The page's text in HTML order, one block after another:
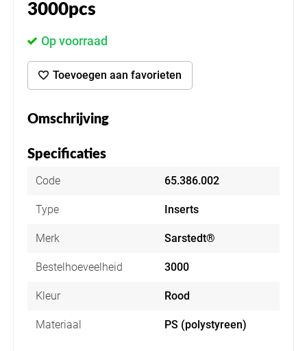
3000pcs
Op voorraad
Toevoegen aan favorieten
Omschrijving
Specificaties
Code 65.386.002
Type Inserts
Merk Sarstedt®
Bestelhoeveelheid 3000
Kleur Rood
Materiaal PS (polystyreen)